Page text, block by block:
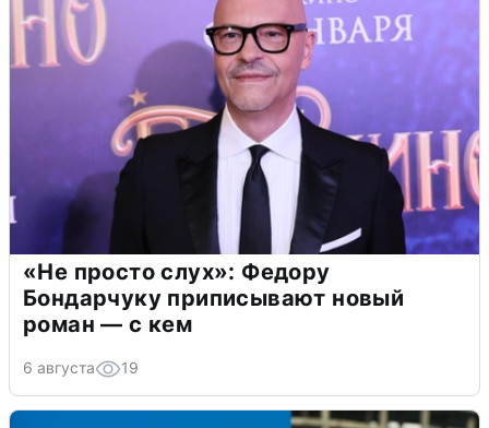
«Не просто слух»: Федору
Бондарчуку приписывают новый
роман — с кем
6 августа 19